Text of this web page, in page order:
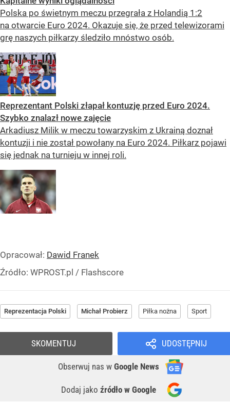
Polska po świetnym meczu przegrała z Holandią 1:2
na otwarcie Euro 2024. Okazuje się, że przed telewizorami
grę naszych piłkarzy śledziło mnóstwo osób.
Reprezentant Polski złapał kontuzję przed Euro 2024.
Szybko znalazł nowe zajęcie
Arkadiusz Milik w meczu towarzyskim z Ukrainą doznał
kontuzji i nie został powołany na Euro 2024. Piłkarz pojawi
się jednak na turnieju w innej roli.
Opracował: Dawid Franek
Źródło: WPROST.pl / Flashscore
Reprezentacja Polski Michał Probierz Piłka nożna Sport
UDOSTĘPNIJ
Obserwuj nas w Google News
Dodaj jako źródło w Google
SKOMENTUJ